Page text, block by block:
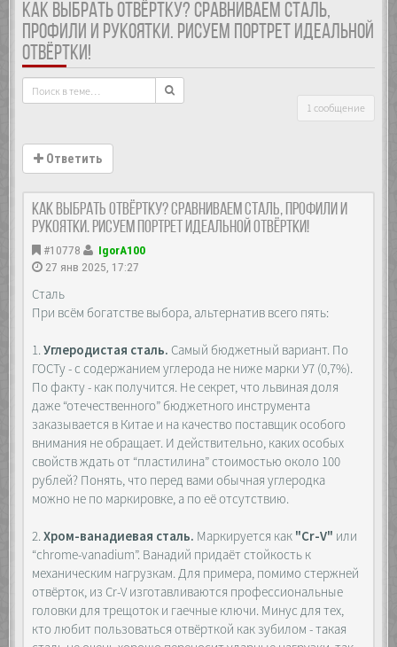
КАК ВЫБРАТЬ ОТВЁРТКУ? СРАВНИВАЕМ СТАЛЬ,
ПРОФИЛИ И РУКОЯТКИ. РИСУЕМ ПОРТРЕТ ИДЕАЛЬНОЙ
ОТВЁРТКИ!
1 сообщение
Ответить
Как выбрать отвёртку? Сравниваем сталь, профили и
рукоятки. Рисуем портрет идеальной отвёртки!
#10778
IgorA100
27 янв 2025, 17:27
Сталь
При всём богатстве выбора, альтернатив всего пять:
1.Углеродистая сталь. Самый бюджетный вариант. По
ГОСТу - с содержанием углерода не ниже марки У7 (0,7%).
По факту - как получится. Не секрет, что львиная доля
даже “отечественного” бюджетного инструмента
заказывается в Китае и на качество поставщик особого
внимания не обращает. И действительно, каких особых
свойств ждать от “пластилина” стоимостью около 100
рублей? Понять, что перед вами обычная углеродка
можно не по маркировке, а по её отсутствию.
2.Хром-ванадиевая сталь. Маркируется как "Cr-V" или
“chrome-vanadium”. Ванадий придаёт стойкость к
механическим нагрузкам. Для примера, помимо стержней
отвёрток, из Cr-V изготавливаются профессиональные
головки для трещоток и гаечные ключи. Минус для тех,
кто любит пользоваться отвёрткой как зубилом - такая